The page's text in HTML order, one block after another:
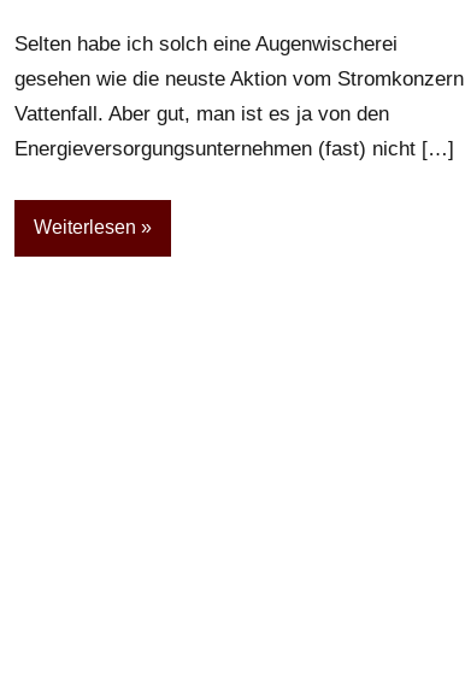
Selten habe ich solch eine Augenwischerei
gesehen wie die neuste Aktion vom Stromkonzern
Vattenfall. Aber gut, man ist es ja von den
Energieversorgungsunternehmen (fast) nicht […]
Weiterlesen